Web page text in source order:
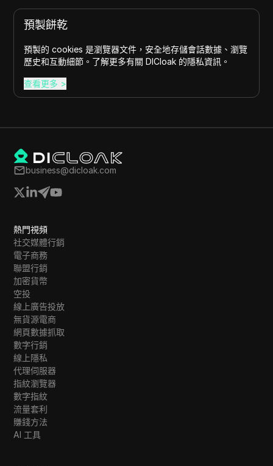
預製餅乾
預製的 cookies 是瀏覽器文件，安全地存儲會話數據、瀏覽
歷史和互動細節。了解更多有關 DICloak 的隱私資訊。
查看更多 >
business@dicloak.com
熱門視頻
社交媒體行銷
電子商務
聯盟行銷
加密貨幣
空投
線上廣告投放
無貨源電商
網頁數據抓取
數字行銷
線上隱私
代理伺服器
指紋瀏覽器
數字指紋
流量套利
賺錢方法
AI 工具